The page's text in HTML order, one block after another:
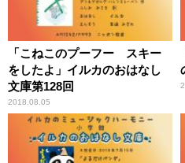
「こねこのプーフー スキー
をしたよ」イルカのおはなし
文庫第128回
2018.08.05